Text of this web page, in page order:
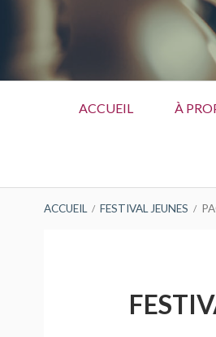
ACCUEIL À
FIL
ACCUEIL FESTIVAL JEUNES